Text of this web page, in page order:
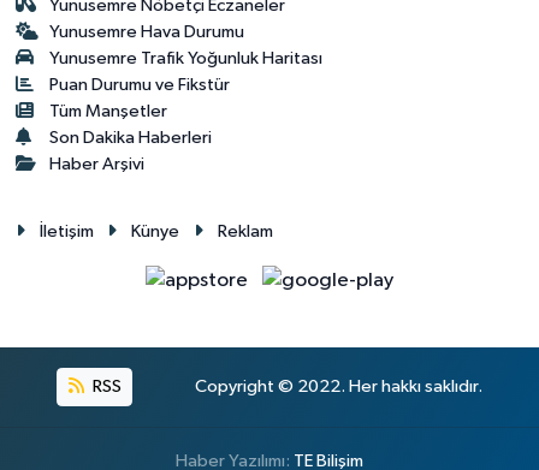
Yunusemre Nöbetçi Eczaneler
Yunusemre Hava Durumu
Yunusemre Trafik Yoğunluk Haritası
Puan Durumu ve Fikstür
Tüm Manşetler
Son Dakika Haberleri
Haber Arşivi
İletişim Künye Reklam
RSS Copyright © 2022. Her hakkı saklıdır.
Haber Yazılımı: TE Bilişim